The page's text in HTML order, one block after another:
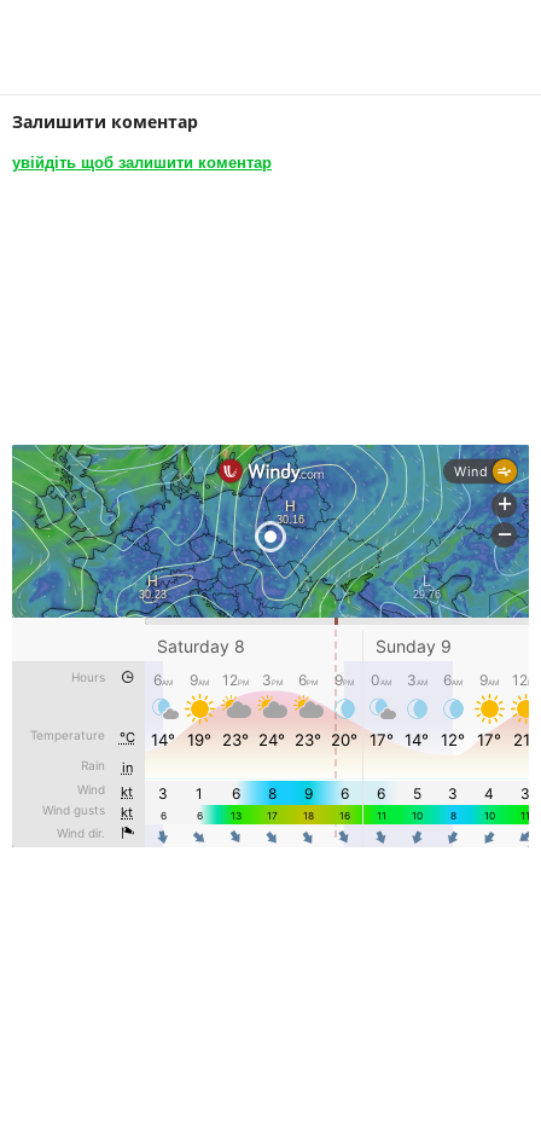
Залишити коментар
увійдіть щоб залишити коментар